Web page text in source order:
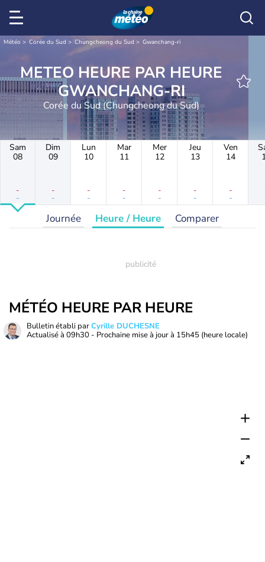
Météo Corée du Sud Chungcheong du Sud Gwanchang-ri
METEO HEURE PAR HEURE
GWANCHANG-RI
Corée du Sud (Chungcheong du Sud)
Sam
08
-
-
Dim
09
-
-
Lun
10
-
-
Mar
11
-
-
Mer
12
-
-
Jeu
13
-
-
Ven
14
-
-
Journée Heure / Heure Comparer
MÉTÉO HEURE PAR HEURE
Bulletin établi parCyrille DUCHESNE
Actualisé à 09h30 - Prochaine mise à jour à 15h45 (heure locale)